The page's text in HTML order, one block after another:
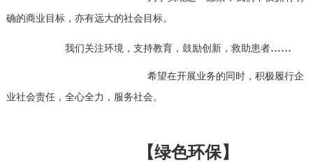
确的商业目标，亦有远大的社会目标。
我们关注环境，支持教育，鼓励创新，救助患者......
希望在开展业务的同时，积极履行企
业社会责任，全心全力，服务社会。
【绿色环保】